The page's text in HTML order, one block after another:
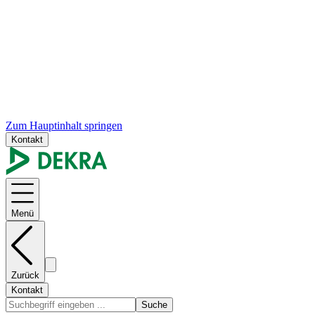
Zum Hauptinhalt springen
Kontakt
Menü
Zurück
Kontakt
Suche